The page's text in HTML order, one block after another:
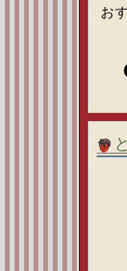
お